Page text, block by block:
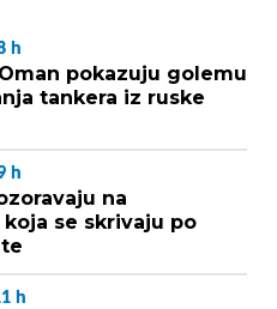
h
pokazuju golemu
tankera iz ruske
h
na
se skrivaju po
h